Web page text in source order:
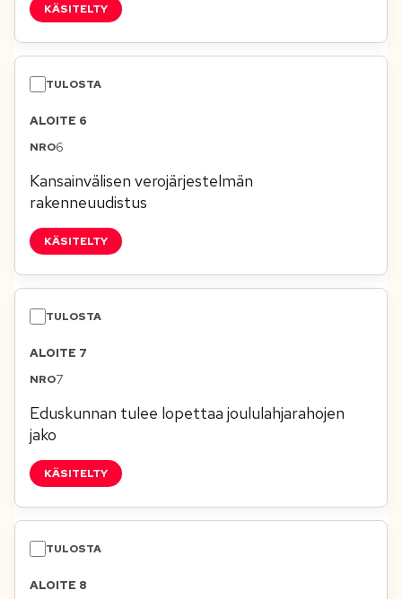
KÄSITELTY
ALOITE 6
6
Kansainvälisen verojärjestelmän
rakenneuudistus
KÄSITELTY
ALOITE 7
7
Eduskunnan tulee lopettaa joululahjarahojen
jako
KÄSITELTY
ALOITE 8